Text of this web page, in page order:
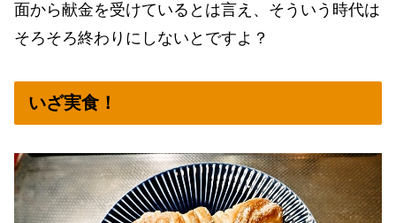
面から献金を受けているとは言え、そういう時代は
そろそろ終わりにしないとですよ？
いざ実食！